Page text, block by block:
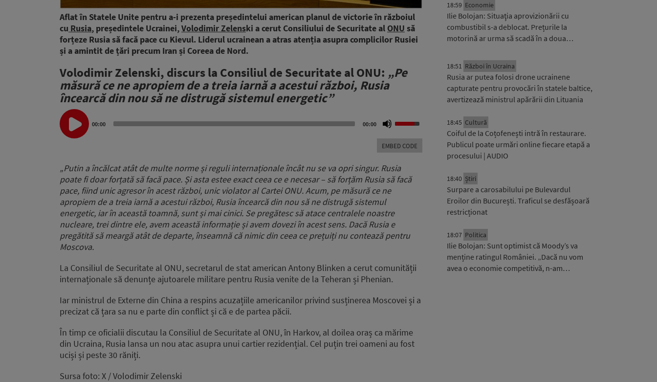
Aflat în Statele Unite pentru a-i prezenta președintelui american planul de victorie în războiul
cu Rusia, președintele Ucrainei,Volodimir Zelenski a cerut Consiliului de Securitate al ONU să
forțeze Rusia să facă pace cu Kievul. Liderul ucrainean a atras atenția asupra complicilor Rusiei
și a amintit de țări precum Iran și Coreea de Nord.
Volodimir Zelenski, discurs la Consiliul de Securitate al ONU: „Pe
măsură ce ne apropiem de a treia iarnă a acestui război, Rusia
încearcă din nou să ne distrugă sistemul energetic”
Audio
Player
00:00 00:00
Up/Down
keys
increase
or
EMBED CODE
„Putin a încălcat atât de multe norme și reguli internaționale încât nu se va opri singur. Rusia
poate fi doar forțată să facă pace. Și asta estee exact ceea ce e necesar – să forțăm Rusia să facă
pace, fiind unic agresor în acest război, unic violator al Cartei ONU. Acum, pe măsură ce ne
apropiem de a treia iarnă a acestui război, Rusia încearcă din nou să ne distrugă sistemul
energetic, iar în această toamnă, sunt și mai cinici. Se pregătesc să atace centralele noastre
nucleare, trei dintre ele, avem această informație și avem dovezi în acest sens. Dacă Rusia e
pregătită să meargă atât de departe, înseamnă că nimic din ceea ce prețuiți nu contează pentru
Moscova.
La Consiliul de Securitate al ONU, secretarul de stat american Antony Blinken a cerut comunității
internaționale să denunțe ajutoarele militare pentru Rusia venite de la Teheran și Phenian.
Iar ministrul de Externe din China a respins acuzațiile americanilor privind susținerea Moscovei și a
precizat că țara sa nu e parte din conflict și că e de partea păcii.
În timp ce oficialii discutau la Consiliul de Securitate al ONU, în Harkov, al doilea oraș ca mărime
din Ucraina, Rusia lansa un nou atac asupra unui cartier rezidențial. Cel puțin trei oameni au fost
uciși și peste 30 răniți.
Sursa foto: X / Volodimir Zelenski
18:59 Economie
Ilie Bolojan: Situaţia aprovizionării cu
combustibil s-a deblocat. Prețurile la
motorină ar urma să scadă în a doua…
18:51 Război în Ucraina
Rusia ar putea folosi drone ucrainene
capturate pentru provocări în statele baltice,
avertizează ministrul apărării din Lituania
18:45 Cultură
Coiful de la Coțofenești intră în restaurare.
Publicul poate urmări online fiecare etapă a
procesului | AUDIO
18:40 Știri
Surpare a carosabilului pe Bulevardul
Eroilor din București. Traficul se desfășoară
restricționat
18:07 Politica
Ilie Bolojan: Sunt optimist că Moody’s va
menține ratingul României. „Dacă nu vom
avea o economie competitivă, n-am…